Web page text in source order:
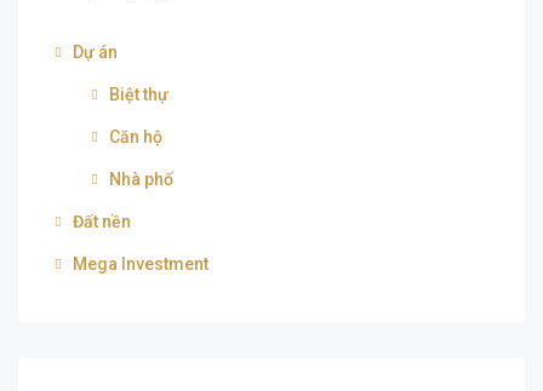
Dự án
Biệt thự
Căn hộ
Nhà phố
Đất nền
Mega Investment